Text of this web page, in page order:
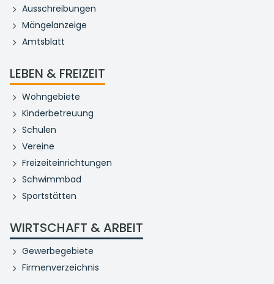
Ausschreibungen
Mängelanzeige
Amtsblatt
LEBEN & FREIZEIT
Wohngebiete
Kinderbetreuung
Schulen
Vereine
Freizeiteinrichtungen
Schwimmbad
Sportstätten
WIRTSCHAFT & ARBEIT
Gewerbegebiete
Firmenverzeichnis